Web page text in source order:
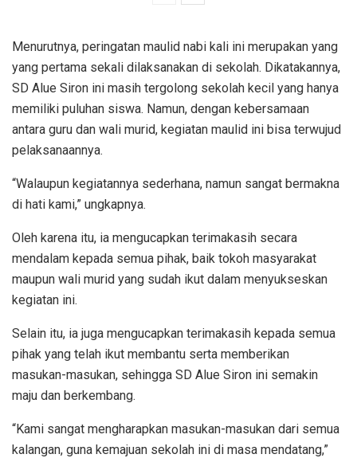
Menurutnya, peringatan maulid nabi kali ini merupakan yang
yang pertama sekali dilaksanakan di sekolah. Dikatakannya,
SD Alue Siron ini masih tergolong sekolah kecil yang hanya
memiliki puluhan siswa. Namun, dengan kebersamaan
antara guru dan wali murid, kegiatan maulid ini bisa terwujud
pelaksanaannya.
“Walaupun kegiatannya sederhana, namun sangat bermakna
di hati kami,” ungkapnya.
Oleh karena itu, ia mengucapkan terimakasih secara
mendalam kepada semua pihak, baik tokoh masyarakat
maupun wali murid yang sudah ikut dalam menyukseskan
kegiatan ini.
Selain itu, ia juga mengucapkan terimakasih kepada semua
pihak yang telah ikut membantu serta memberikan
masukan-masukan, sehingga SD Alue Siron ini semakin
maju dan berkembang.
“Kami sangat mengharapkan masukan-masukan dari semua
kalangan, guna kemajuan sekolah ini di masa mendatang,”